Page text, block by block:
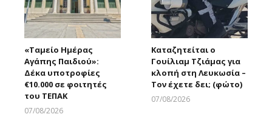
«Ταμείο Ημέρας
Αγάπης Παιδιού»:
Δέκα υποτροφίες
€10.000 σε φοιτητές
του ΤΕΠΑΚ
07/08/2026
Καταζητείται ο
Γουίλιαμ Τζιάμας για
κλοπή στη Λευκωσία –
Τον έχετε δει; (φώτο)
07/08/2026